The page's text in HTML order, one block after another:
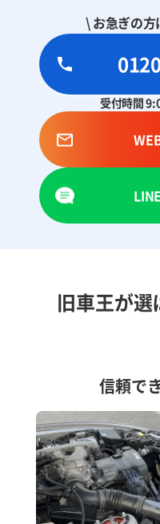
\ お急ぎの方
受付時間
旧車王が選
信頼で